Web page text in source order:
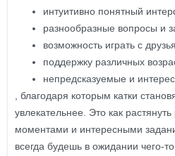
интуитивно понятный
разнообразные вопросы и
возможность играть с
поддержку различных
непредсказуемые и
, благодаря которым катки
увлекательнее. Это как
моментами и интересными
всегда будешь в ожидании чего-